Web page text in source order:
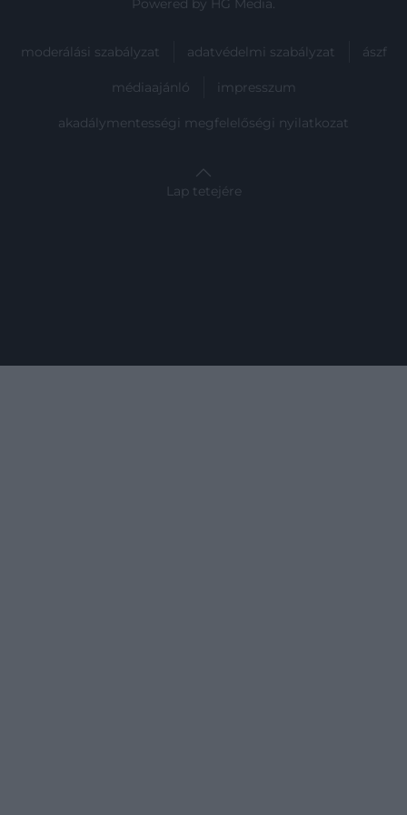
Powered by HG Media.
moderálási szabályzat adatvédelmi szabályzat ászf
médiaajánló impresszum
akadálymentességi megfelelőségi nyilatkozat
Lap tetejére